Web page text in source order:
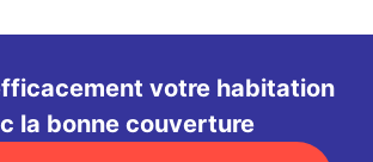
votre habitation
la bonne couverture